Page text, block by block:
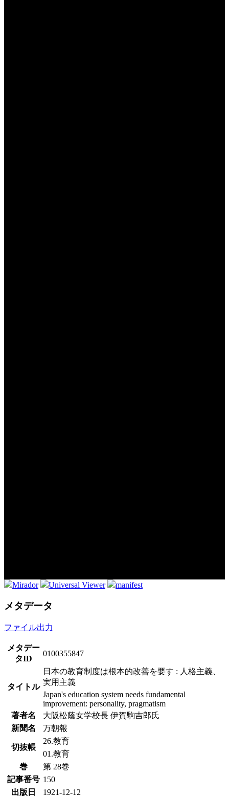
Mirador Universal Viewer manifest
メタデータ
ファイル出力
メタデー
タID
0100355847
タイトル
日本の教育制度は根本的改善を要す : 人格主義、
実用主義
Japan's education system needs fundamental
improvement: personality, pragmatism
著者名
大阪松蔭女学校長 伊賀駒吉郎氏
新聞名
万朝報
切抜帳
26.教育
01.教育
巻
第 28巻
記事番号 150
出版日
1921-12-12